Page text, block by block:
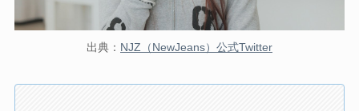
出典： NJZ（NewJeans）公式Twitter